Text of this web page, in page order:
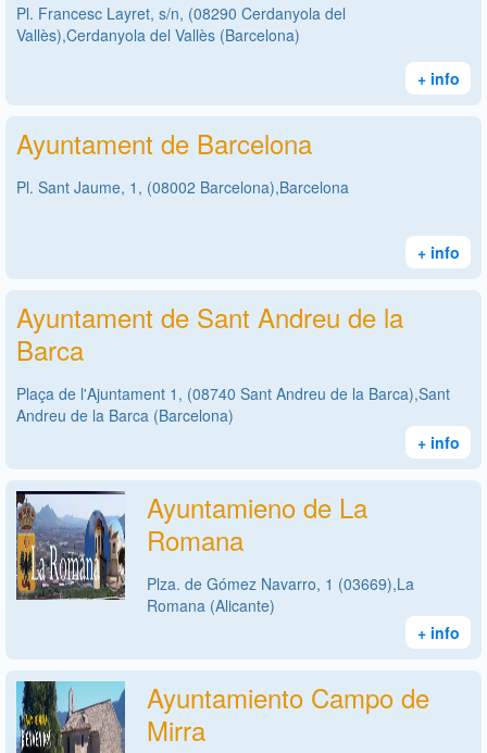
Pl. Francesc Layret, s/n, (08290 Cerdanyola del
Vallès),Cerdanyola del Vallès (Barcelona)
+ info
Ayuntament de Barcelona
Pl. Sant Jaume, 1, (08002 Barcelona),Barcelona
+ info
Ayuntament de Sant Andreu de la
Barca
Plaça de l'Ajuntament 1, (08740 Sant Andreu de la Barca),Sant
Andreu de la Barca (Barcelona)
+ info
Ayuntamieno de La
Romana
Plza. de Gómez Navarro, 1 (03669),La
Romana (Alicante)
+ info
Ayuntamiento Campo de
Mirra